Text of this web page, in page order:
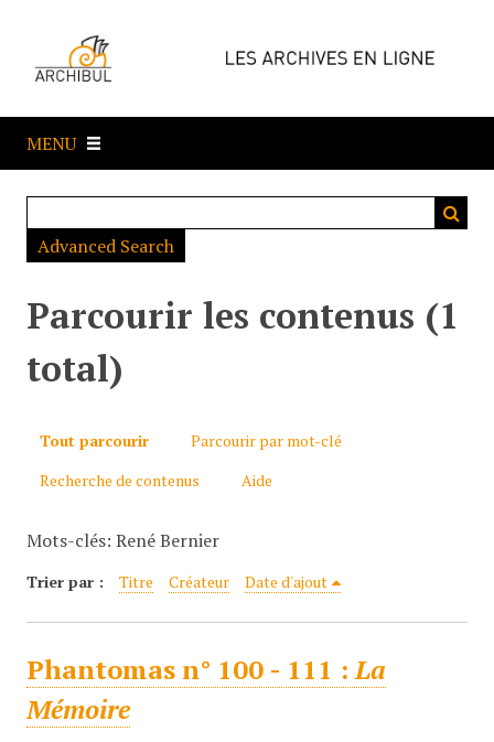
e
a
MENU
Advanced Search
Parcourir les contenus (1
total)
Tout parcourir
Parcourir par mot-clé
Recherche de contenus
Aide
Mots-clés: René Bernier
Trier par : Titre Créateur Date d'ajout
Phantomas n° 100 - 111 :La
Mémoire